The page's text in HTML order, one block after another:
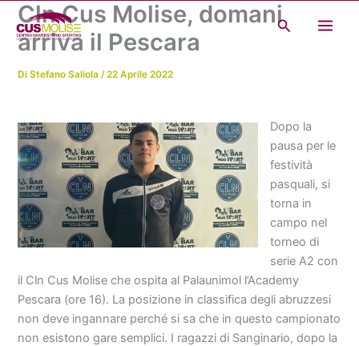
contenuto
Cerca
Cln Cus Molise, domani
arriva il Pescara
DiStefano Saliola/22 Aprile 2022
Dopo la
pausa per le
festività
pasquali, si
torna in
campo nel
torneo di
serie A2 con
il Cln Cus Molise che ospita al Palaunimol l’Academy
Pescara (ore 16). La posizione in classifica degli abruzzesi
non deve ingannare perché si sa che in questo campionato
non esistono gare semplici. I ragazzi di Sanginario, dopo la